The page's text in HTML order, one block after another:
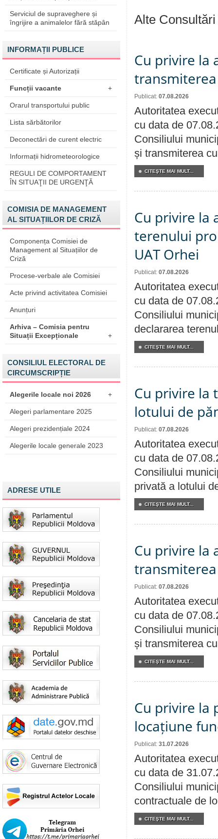
Serviciul de supraveghere și
îngrijire a animalelor fără stăpân
INFORMAȚII PUBLICE
Certificate și Autorizații
Funcții vacante +
Orarul transportului public
Lista sărbătorilor
Deconectări de curent electric
Informații hidrometeorologice
REGULI DE COMPORTAMENT
ÎN SITUAŢII DE URGENŢĂ
COMISIA DE MANAGEMENT
AL SITUAȚIILOR DE CRIZĂ
Componența Comisiei de
Management al Situațiilor de
Criză
Procese-verbale ale Comisiei
Acte privind activitatea Comisiei
Anunțuri
Arhiva – Comisia pentru
Situații Excepționale
+
CONSILIUL ELECTORAL DE
CIRCUMSCRIPȚIE
Alegerile locale noi 2026 +
Alegeri parlamentare 2025
Alegeri prezidențiale 2024
Alegerile locale generale 2023
ADRESE UTILE
Alte
Cu privire la
Publicat: 07.08.2026
Autoritatea
cu data de
Consiliului
și transmiterea
CITEŞTE MAI MULT...
Cu privire la
terenului
UAT Orhei
Publicat: 07.08.2026
Autoritatea
cu data de
Consiliului
declararea
CITEŞTE MAI MULT...
Cu privire la
lotului de
Publicat: 07.08.2026
Autoritatea
cu data de
Consiliului
privată a lotului
CITEŞTE MAI MULT...
Cu privire la
Publicat: 07.08.2026
Autoritatea
cu data de
Consiliului
și transmiterea
CITEŞTE MAI MULT...
Cu privire la
locațiune
Publicat: 31.07.2026
Autoritatea
cu data de
Consiliului
contractuale de
CITEŞTE MAI MULT...